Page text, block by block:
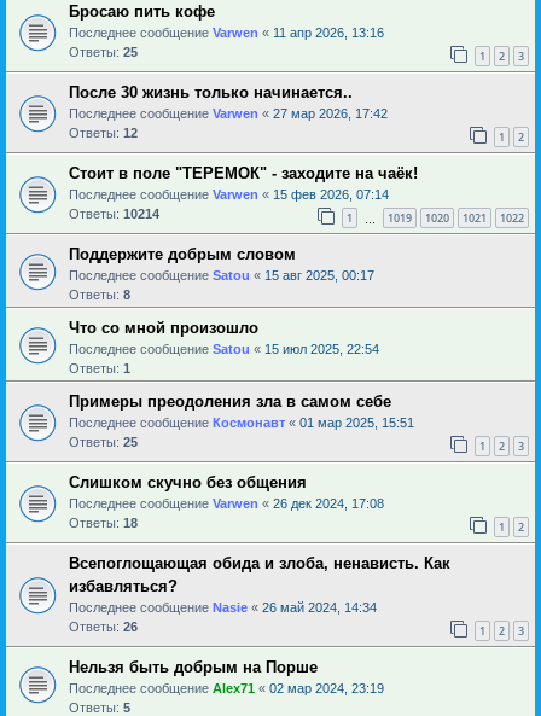
Бросаю пить кофе
Последнее сообщение Varwen « 11 апр 2026, 13:16
Ответы: 25 1 2 3
После 30 жизнь только начинается..
Последнее сообщение Varwen « 27 мар 2026, 17:42
Ответы: 12 1 2
Стоит в поле "ТЕРЕМОК" - заходите на чаёк!
Последнее сообщение Varwen « 15 фев 2026, 07:14
Ответы: 10214 1 1019 1020 1021 1022
Поддержите добрым словом
Последнее сообщение Satou « 15 авг 2025, 00:17
Ответы: 8
Что со мной произошло
Последнее сообщение Satou « 15 июл 2025, 22:54
Ответы: 1
Примеры преодоления зла в самом себе
Последнее сообщение Космонавт « 01 мар 2025, 15:51
Ответы: 25 1 2 3
Слишком скучно без общения
Последнее сообщение Varwen « 26 дек 2024, 17:08
Ответы: 18 1 2
Всепоглощающая обида и злоба, ненависть. Как
избавляться?
Последнее сообщение Nasie « 26 май 2024, 14:34
Ответы: 26 1 2 3
Нельзя быть добрым на Порше
Последнее сообщение Alex71 « 02 мар 2024, 23:19
Ответы: 5